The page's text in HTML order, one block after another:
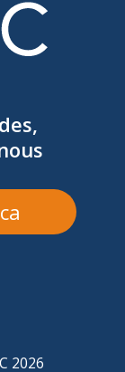
2026